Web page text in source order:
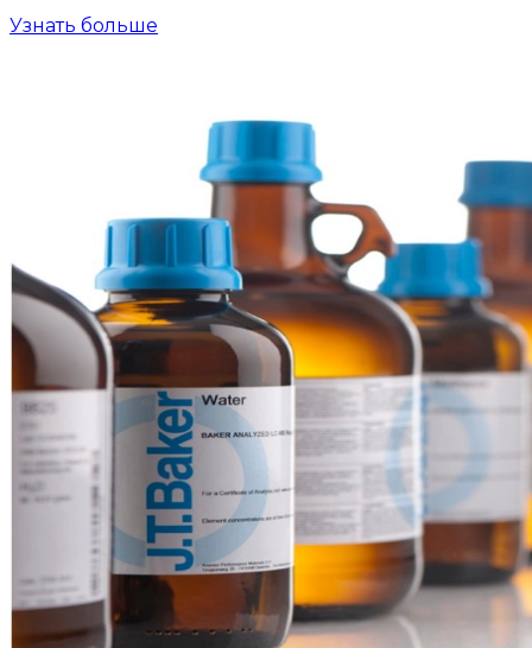
Узнать больше